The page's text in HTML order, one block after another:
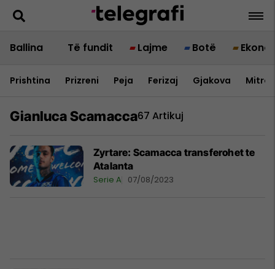
Ballina Të fundit Lajme Botë
Prishtina Prizreni Peja Ferizaj Gjakova
Gianluca Scamacca67 Artikuj
Zyrtare: Scamacca transferohet te
Atalanta
Serie A 07/08/2023